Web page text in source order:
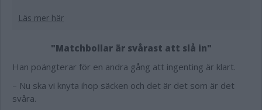
Läs mer här
"Matchbollar är svårast att slå in"
Han poängterar för en andra gång att ingenting är klart.
– Nu ska vi knyta ihop säcken och det är det som är det
svåra.